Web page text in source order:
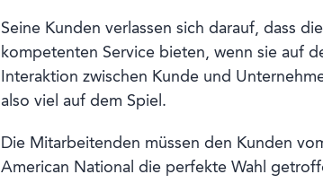
Seine Kunden verlassen sich darauf, dass
kompetenten Service bieten, wenn sie auf
Interaktion zwischen Kunde und
also viel auf dem Spiel.
Die Mitarbeitenden müssen den Kunden
American National die perfekte Wahl